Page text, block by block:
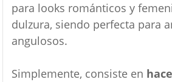
para looks románticos y
dulzura, siendo perfecta para
angulosos.
Simplemente, consiste en